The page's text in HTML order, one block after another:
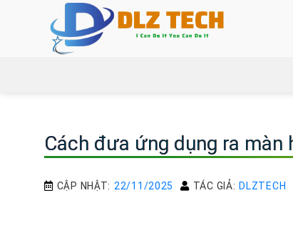
Cách đưa ứng dụng ra
CẬP NHẬT: 22/11/2025 TÁC GIẢ: DLZTECH